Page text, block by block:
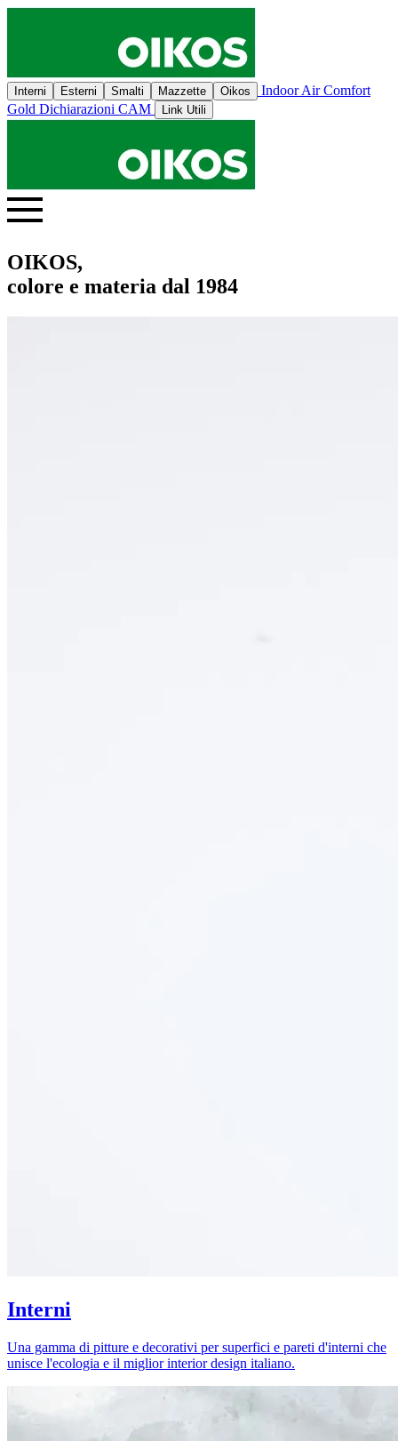
Interni Esterni Smalti Mazzette Oikos
Indoor Air Comfort
Gold Dichiarazioni CAM Link Utili
OIKOS,
colore e materia dal 1984
Interni
Una gamma di pitture e decorativi per superfici e pareti d'interni che
unisce l'ecologia e il miglior interior design italiano.